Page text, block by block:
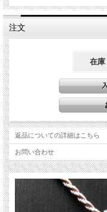
アマゾナイトペンダントトップ
商品説明
極上ネオンアマゾナイトペン
と即完売の大人気、ネオンア
ぷっくりとふくらんだハート
マゾナイトを引き立てていま
最高グレードで品があり、美
また、長石特有の性質としま
があります。
取り扱いにはご注意ください。
ストーンキーワード
未来を明るく照らす希望の石。
元気を与え、夢を実現させる。
ご注意事項
注文
在庫
返品についての詳細はこちら
お問い合わせ